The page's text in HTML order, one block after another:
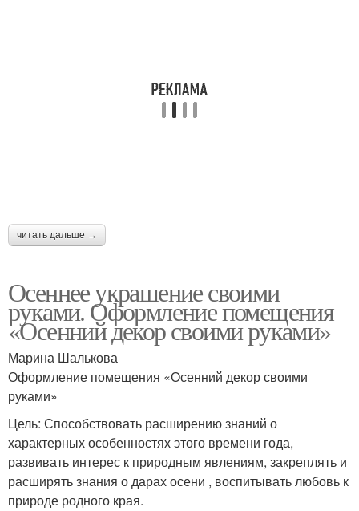
читать дальше →
Осеннее украшение своими
руками. Оформление помещения
«Осенний декор своими руками»
Марина Шалькова
Оформление помещения «Осенний декор своими
руками»
Цель: Способствовать расширению знаний о
характерных особенностях этого времени года,
развивать интерес к природным явлениям, закреплять и
расширять знания о дарах осени , воспитывать любовь к
природе родного края.